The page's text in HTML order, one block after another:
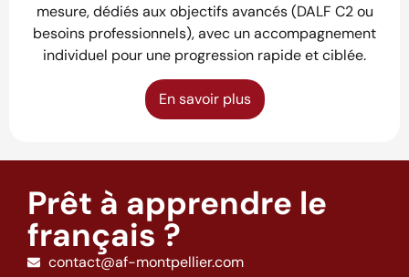
mesure, dédiés aux objectifs avancés (DALF C2 ou
besoins professionnels), avec un accompagnement
individuel pour une progression rapide et ciblée.
En savoir plus
Prêt à apprendre le
français ?
contact@af-montpellier.com